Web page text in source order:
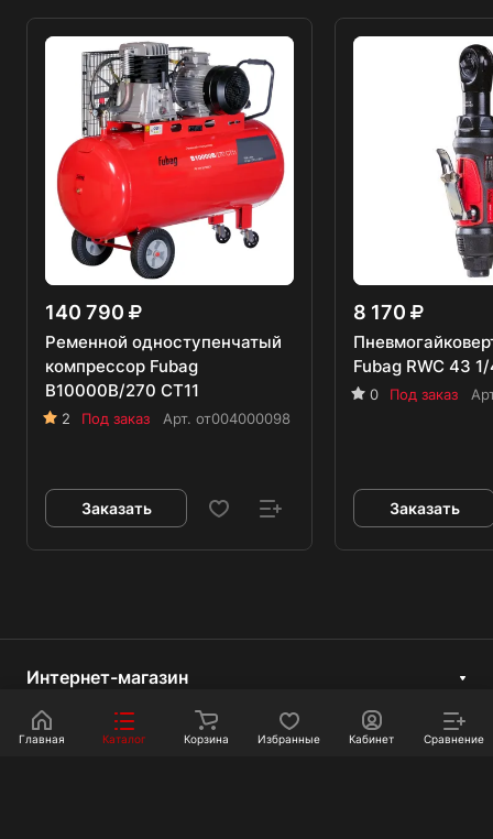
140 790
Ременной одноступенчатый
компрессор Fubag
B10000B/270 CT11
2 Под заказ Арт. от004000098
Заказать
8 170
Fubag RWC 43
0 Под заказ
Заказать
Интернет-магазин
Компания
Главная Каталог Корзина Избранные Кабинет Сравнение